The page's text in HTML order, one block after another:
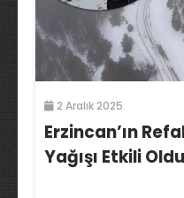
2 Aralık 2025
Erzincan’ın
Yağışı Etkili Oldu